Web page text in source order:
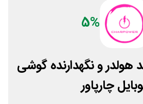
5%
و نگهدارنده گوشی
چارپاور